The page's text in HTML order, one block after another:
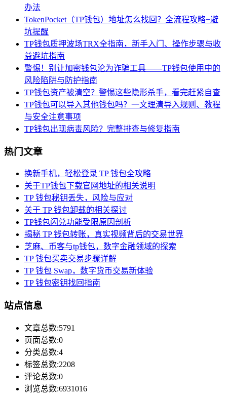
办法
TokenPocket（TP钱包）地址怎么找回？全流程攻略+避
坑提醒
TP钱包质押波场TRX全指南，新手入门、操作步骤与收
益避坑指南
警惕！别让加密钱包沦为诈骗工具——TP钱包使用中的
风险陷阱与防护指南
TP钱包资产被清空？警惕这些隐形杀手，看完赶紧自查
TP钱包可以导入其他钱包吗？一文理清导入规则、教程
与安全注意事项
TP钱包出现病毒风险？完整排查与修复指南
热门文章
换新手机，轻松登录 TP 钱包全攻略
关于TP钱包下载官网地址的相关说明
TP 钱包秘钥丢失，风险与应对
关于 TP 钱包卸载的相关探讨
TP钱包闪兑功能受限原因剖析
揭秘 TP 钱包转账，真实视频背后的交易世界
芝麻、币客与tp钱包，数字金融领域的探索
TP 钱包买卖交易步骤详解
TP 钱包 Swap，数字货币交易新体验
TP 钱包密钥找回指南
站点信息
文章总数:5791
页面总数:0
分类总数:4
标签总数:2208
评论总数:0
浏览总数:6931016